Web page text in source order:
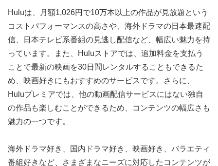
Huluは、月額1,026円で10万本以上の作品が見放題という
コストパフォーマンスの高さや、海外ドラマの日本最速配
信、日本テレビ系番組の見逃し配信など、幅広い魅力を持
っています。また、Huluストアでは、追加料金を支払う
ことで最新の映画を30日間レンタルすることもできるた
め、映画好きにもおすすめのサービスです。さらに、
Huluプレミアでは、他の動画配信サービスにはない独自
の作品も楽しむことができるため、コンテンツの幅広さも
魅力の一つです。
海外ドラマ好き、国内ドラマ好き、映画好き、バラエティ
番組好きなど、さまざまなニーズに対応したコンテンツが